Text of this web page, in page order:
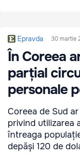
Epravda 30 martie
În Coreea
parțial
personale
Coreea de Sud
privind utilizarea
întreaga
depăși 120 de